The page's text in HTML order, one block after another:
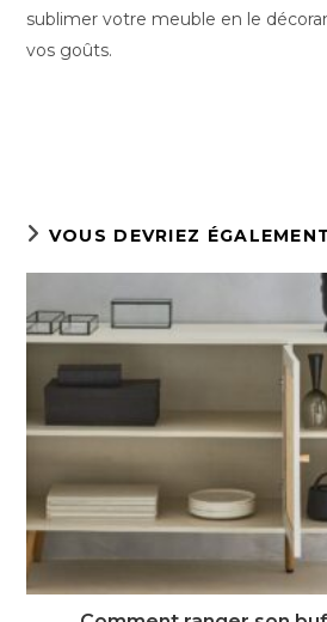
sublimer votre meuble en le
vos goûts.
VOUS DEVRIEZ